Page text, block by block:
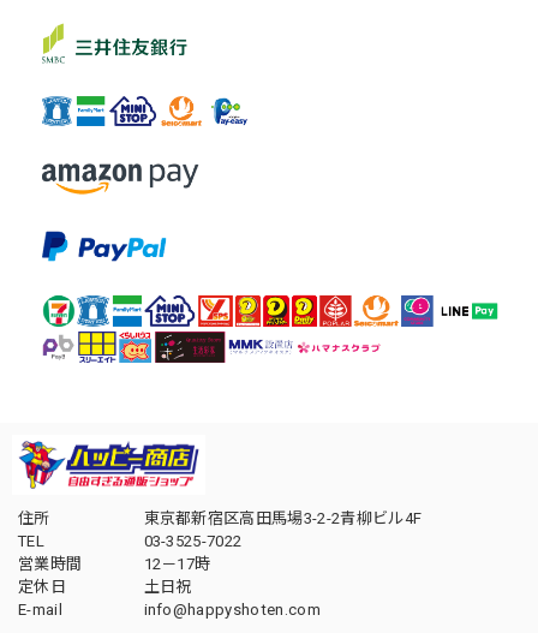
住所
東京都新宿区高田馬場3-2-2青柳ビル4F
TEL
03-3525-7022
営業時間
12－17時
定休日
土日祝
E-mail
info@happyshoten.com